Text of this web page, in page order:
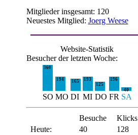
Mitglieder insgesamt: 120
Neuestes Mitglied: Joerg Weese
Website-Statistik
Besucher der letzten Woche:
360
194 165
193
125
196
40
SO MO DI MI DO FR SA
Besuche
Klicks
Heute:
40
128